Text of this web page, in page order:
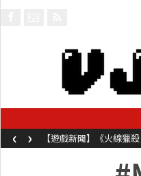
【遊戲新聞】《火線獵
容同時系舊作限時超平
‹ ›